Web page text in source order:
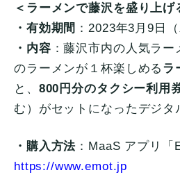
＜ラーメンで藤沢を盛り上げ
・有効期間 ：2023年3月9日
・内容 ：藤沢市内の人気ラ
のラーメンが１杯楽しめる ラ
と、 800円分のタクシー利用
む）がセットになったデジタ
・購入方法 ：MaaS アプリ「
https://www.emot.jp